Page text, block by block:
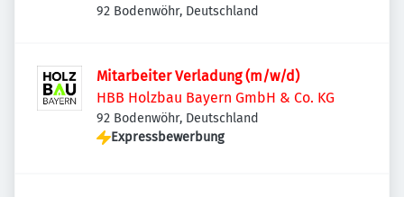
92 Bodenwöhr, Deutschland
Mitarbeiter Verladung (m/w/d)
HBB Holzbau Bayern GmbH & Co. KG
92 Bodenwöhr, Deutschland
Expressbewerbung